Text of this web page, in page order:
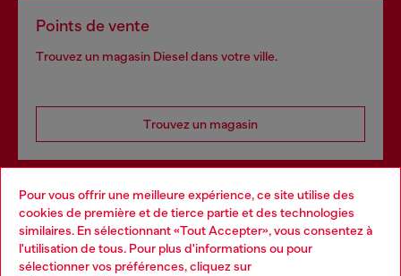
Pour vous offrir une meilleure expérience, ce site utilise des
cookies de première et de tierce partie et des technologies
similaires. En sélectionnant «Tout Accepter», vous consentez à
l'utilisation de tous. Pour plus d'informations ou pour
sélectionner vos préférences, cliquez sur
Points de vente
Trouvez un magasin Diesel dans votre ville.
Trouvez un magasin
Services omnicanaux
Découvrez tous nos services, en ligne et en magasin.
Choose your location